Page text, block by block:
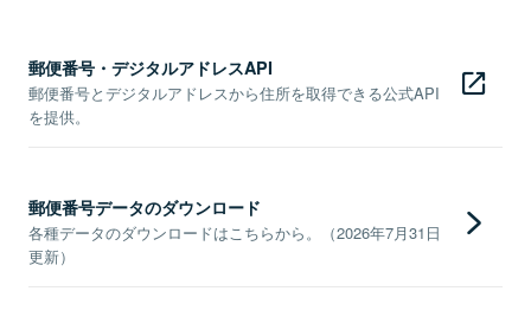
郵便番号・デジタルアドレスAPI
郵便番号とデジタルアドレスから住所を取得できる公式API
を提供。
郵便番号データのダウンロード
各種データのダウンロードはこちらから。（2026年7月31日
更新）